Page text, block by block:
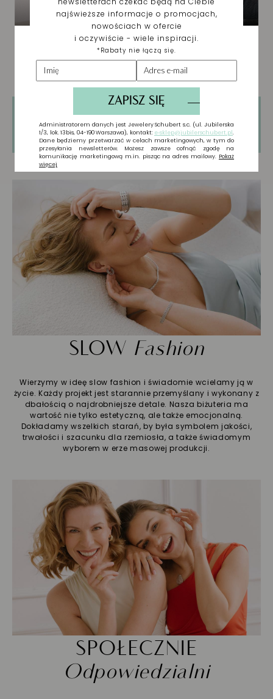
Tylko zarejestrowani użytkownicy mogą
pisać Recenzje. ProszęZaloguj się lubZałóż
konto
SLOW Fashion
Wierzymy w ideę slow fashion i świadomie wcielamy ją w
życie. Każdy projekt jest starannie przemyślany i wykonany z
dbałością o najdrobniejsze detale. Nasza biżuteria ma
wartość nie tylko estetyczną, ale także emocjonalną.
Dokładamy wszelkich starań, by była symbolem jakości,
trwałości i szacunku dla rzemiosła, a także świadomym
wyborem w erze masowej produkcji.
SPOŁECZNIE
Odpowiedzialni